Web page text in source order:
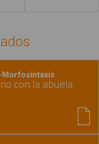
Morfosintaxis
con la abuela